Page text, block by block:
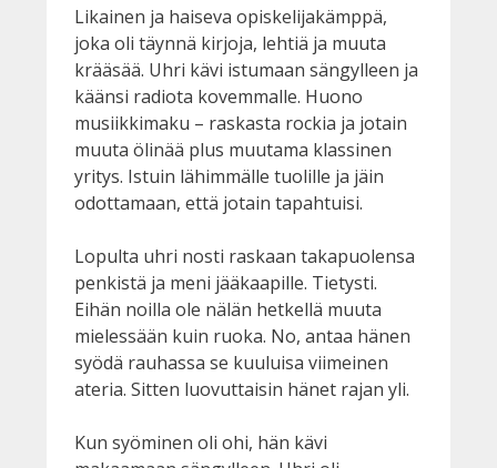
Likainen ja haiseva opiskelijakämppä,
joka oli täynnä kirjoja, lehtiä ja muuta
krääsää. Uhri kävi istumaan sängylleen ja
käänsi radiota kovemmalle. Huono
musiikkimaku – raskasta rockia ja jotain
muuta ölinää plus muutama klassinen
yritys. Istuin lähimmälle tuolille ja jäin
odottamaan, että jotain tapahtuisi.
Lopulta uhri nosti raskaan takapuolensa
penkistä ja meni jääkaapille. Tietysti.
Eihän noilla ole nälän hetkellä muuta
mielessään kuin ruoka. No, antaa hänen
syödä rauhassa se kuuluisa viimeinen
ateria. Sitten luovuttaisin hänet rajan yli.
Kun syöminen oli ohi, hän kävi